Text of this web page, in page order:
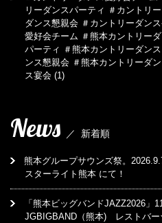
リーダンスパーティ ＃カントリ
ダンス懇親会 ＃カントリーダン
愛好会チーム ＃熊本カントリー
パーティ ＃熊本カントリーダン
ンス懇親会 ＃熊本カントリーダ
ス宴会 (1)
News ／ 新着順
熊本グループサウンズ祭。
スターライト熊本 にて！
「熊本ビッグバンドJAZZ2026」
JGBIGBAND（熊本) レストバ